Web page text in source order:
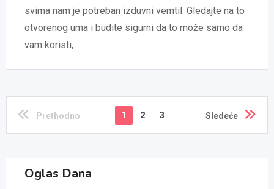
svima nam je potreban izduvni vemtil. Gledajte na to
otvorenog uma i budite sigurni da to može samo da
vam koristi,
Prethodno 1 2 3 Sledeće
Oglas Dana